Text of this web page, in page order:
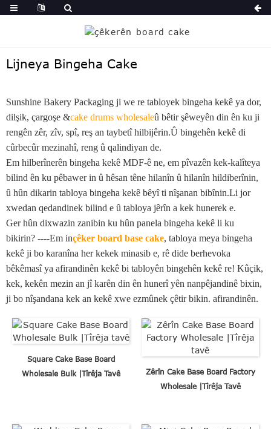
Lijneya Bingeha Cake
Sunshine Bakery Packaging ji we re tabloyek bingeha kekê ya dor,
dilşik, çargoşe &cake drums wholesaleû bêtir şêweyên din ên ku ji
rengên zêr, zîv, spî, reş an taybetî hilbijêrin.Û bingehên kekê di
cûrbecûr mezinahî, reng û qalindiyan de.
Em hilberînerên bingeha kekê MDF-ê ne, em pîvazên kek-kalîteya
bilind ên ku pêbawer in û hêsan têne hilanîn û hilanîn hildiberînin,
û hûn dikarin tabloya bingeha kekê bêyî ti nîşanan bibînin.Li jor
xwedan qedandinek bilind e û tabloya jêrîn a kek hunerek e.
Ger hûn dixwazin zanibin ku hûn panela bingeha kekê li ku
bikirin? ----Em inçêker board base cake, tabloya meya bingeha
kekê ji bo karanîna her kekek minasib e, rê dide berhevoka
bêkêmasî ya afirandinên kekê bi tabloyên bingehên kekê re! Kûçik,
kek, kekên mezin an jî karên din ên hunerî yên nanpêjandinê bixin,
ji bo nîşandana kek an kekê xwe ezmûnek çêtir bikin. afirandinên.
Square Cake Base Board
Wholesale Bulk |Tîrêja Tavê
Zêrîn Cake Base Board Factory
Wholesale |Tîrêja Tavê